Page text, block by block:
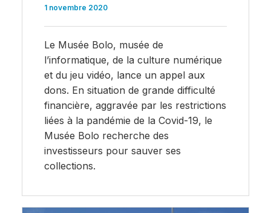
1 novembre 2020
Le Musée Bolo, musée de
l’informatique, de la culture numérique
et du jeu vidéo, lance un appel aux
dons. En situation de grande difficulté
financière, aggravée par les restrictions
liées à la pandémie de la Covid-19, le
Musée Bolo recherche des
investisseurs pour sauver ses
collections.